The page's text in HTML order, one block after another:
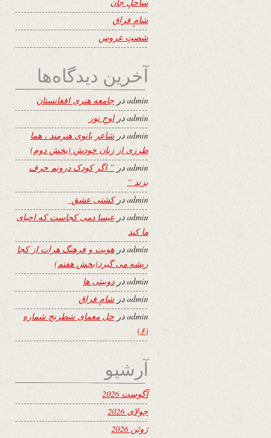
شامِ فراق
شصتِ عروس
آخرین دیدگاه‌ها
adminدر جامعه هنری افغانستان
adminدراوجِ نور
adminدر شاعر بانوی هنرمند ، هما
طرزی از زبان خودش (بخش دوم)
adminدر ” اگر کودک درونم حرف
بزند “
adminدرکشتی عشق
adminدر عیسا دمی کجاست که احیای
ما کند
adminدر هویت و فرهنگ هرات از کجا
ریشه می گیرد(بخش هفتم)
admin دردوبیتی ها
adminدر شامِ فراق
admin در حل معمای شطرنج شماره
(۶)
آرشیو
آگوست 2026
جولای 2026
ژوئن 2026